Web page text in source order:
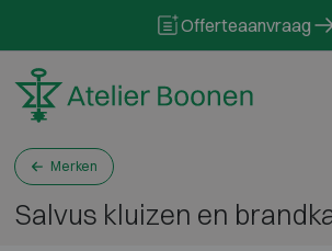
Offerteaanvraag
Merken
Salvus kluizen en